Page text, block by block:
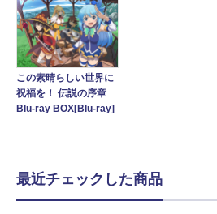
この素晴らしい世界に
祝福を！ 伝説の序章
Blu-ray BOX[Blu-ray]
最近チェックした商品